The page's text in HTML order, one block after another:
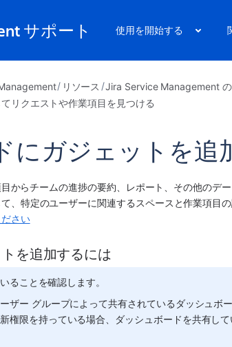
サポート 使用を開始する
リソース
Jira Service Management
リクエストや作業項目を見つける
にガジェットを追
からチームの進捗の要約、レポート、その他のデ
、特定のユーザーに関連するスペースと作業項目
さい
を追加するには
ることを確認します。
ザー グループによって共有されているダッシュボ
権限を持っている場合、ダッシュボードを共有し